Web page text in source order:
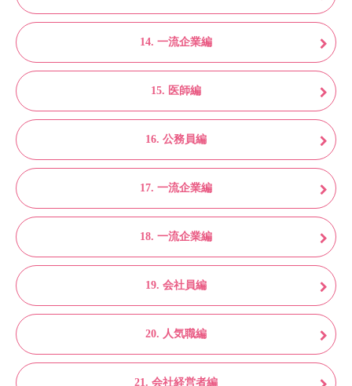
14. 一流企業編
15. 医師編
16. 公務員編
17. 一流企業編
18. 一流企業編
19. 会社員編
20. 人気職編
21. 会社経営者編